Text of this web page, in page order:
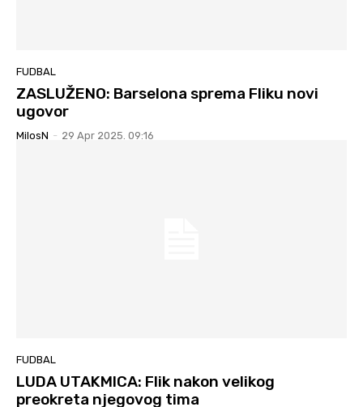
FUDBAL
ZASLUŽENO: Barselona sprema Fliku novi
ugovor
MilosN - 29 Apr 2025. 09:16
FUDBAL
LUDA UTAKMICA: Flik nakon velikog
preokreta njegovog tima